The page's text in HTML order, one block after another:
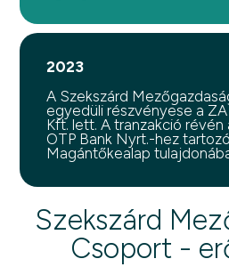
2023
A Szekszárd
egyedüli részvényese a
Kft. lett. A tranzakció
OTP Bank Nyrt.-hez
Magántőkealap
Szekszárd
Csoport -